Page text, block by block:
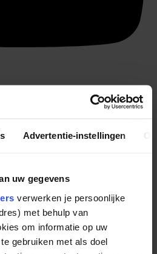
Advertentie-instellingen
uw gegevens
verwerken je persoonlijke
met behulp van
om informatie op uw
gebruiken met als doel